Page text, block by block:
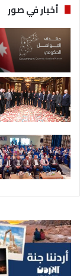
أخبار في صور